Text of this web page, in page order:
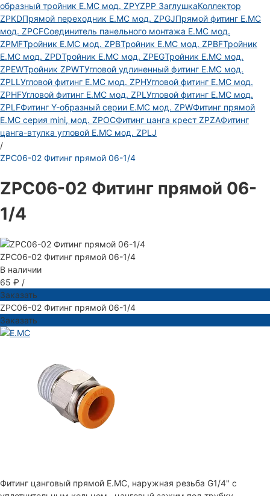
образный тройник E.MC мод. ZPYZPP ЗаглушкаКоллектор
ZPKDПрямой переходник E.MC мод. ZPGJПрямой фитинг E.MC
мод. ZPCFСоединитель панельного монтажа E.MC мод.
ZPMFТройник E.MC мод. ZPBТройник E.MC мод. ZPBFТройник
E.MC мод. ZPDТройник E.MC мод. ZPEGТройник E.MC мод.
ZPEWТройник ZPWTУгловой удлиненный фитинг E.MC мод.
ZPLL Угловой фитинг E.MC мод. ZPHУгловой фитинг E.MC мод.
ZPHFУгловой фитинг E.MC мод. ZPL Угловой фитинг E.MC мод.
ZPLFФитинг Y-образный серии E.MC мод. ZPWФитинг прямой
E.MC серия mini, мод. ZPOCФитинг цанга крест ZPZAФитинг
цанга-втулка угловой Е.МС мод. ZPLJ
/
ZPC06-02 Фитинг прямой 06-1/4
ZPC06-02 Фитинг прямой 06-
1/4
ZPC06-02 Фитинг прямой 06-1/4
В наличии
65 ₽ /
Заказать
ZPC06-02 Фитинг прямой 06-1/4
Заказать
Фитинг цанговый прямой E.MC, наружная резьба G1/4" с